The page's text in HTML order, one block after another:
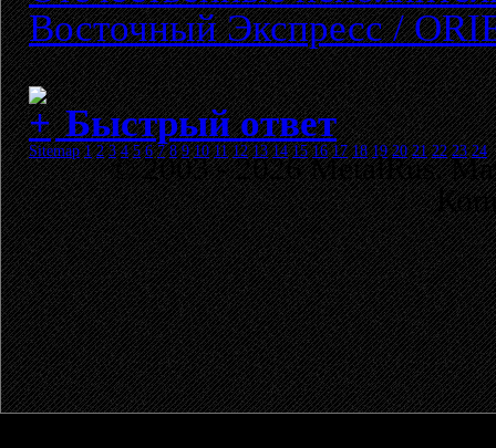
Восточный Экспресс /
Быстрый ответ
Sitemap 1 2 3 4 5 6 7 8 9 10 11 12 13 14 15 16 17 18 19 20 21 22 23 24
© 2003 - 2026 MetalRus.